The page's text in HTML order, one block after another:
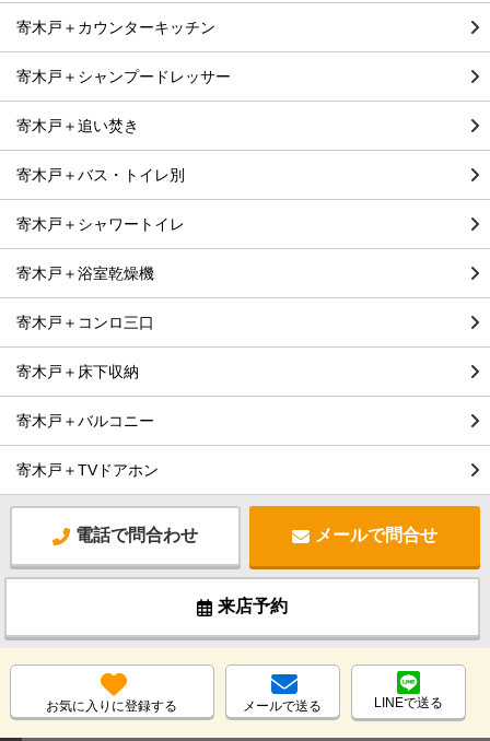
寄木戸＋カウンターキッチン
寄木戸＋シャンプードレッサー
寄木戸＋追い焚き
寄木戸＋バス・トイレ別
寄木戸＋シャワートイレ
寄木戸＋浴室乾燥機
寄木戸＋コンロ三口
寄木戸＋床下収納
寄木戸＋バルコニー
寄木戸＋TVドアホン
電話で問合わせ メールで問合せ
来店予約
お気に入りに登録する メールで送る LINEで送る